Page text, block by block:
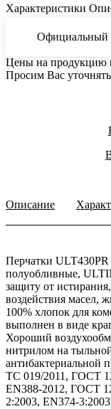
Характеристики
Официальный
Цены на продукцию
Просим Вас
Описание
Перчатки
полуобливные,
защиту от
воздействия масел,
100% хлопок для
выполнен в виде
Хороший
нитрилом на
антибактериальной
ТС 019/2011, ГОСТ
EN388-2012, ГОСТ
2:2003, EN374-